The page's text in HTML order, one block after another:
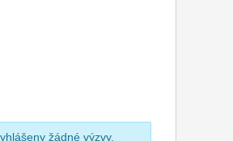
žádné výzvy.